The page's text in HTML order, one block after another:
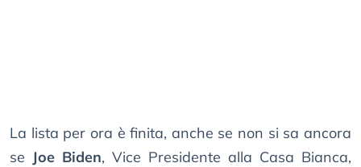
La lista per ora è finita, anche se non si sa ancora
se Joe Biden, Vice Presidente alla Casa Bianca,